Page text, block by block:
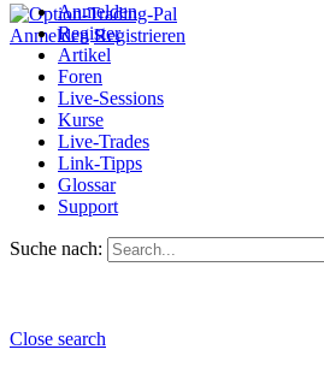
Anmelden Registrieren
Anmelden
Register
Artikel
Foren
Live-Sessions
Kurse
Live-Trades
Link-Tipps
Glossar
Support
Suche nach:
Close search